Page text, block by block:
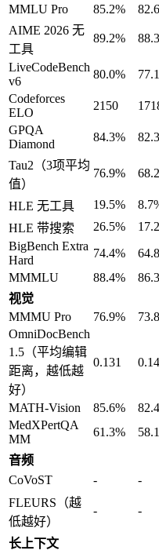
MMLU Pro
85.2%
AIME 2026 无
工具
89.2%
LiveCodeBench
v6
80.0%
Codeforces
ELO
2150
GPQA
Diamond
84.3%
Tau2（3项平均
值）
76.9%
HLE 无工具 19.5%
HLE 带搜索
26.5%
BigBench Extra
Hard
74.4%
MMMLU
88.4%
视觉
MMMU Pro
76.9%
OmniDocBench
1.5（平均编辑
距离，越低越
好）
0.131
MATH-Vision 85.6%
MedXPertQA
MM
61.3%
音频
CoVoST
- -
FLEURS（越
低越好）
- -
长上下文